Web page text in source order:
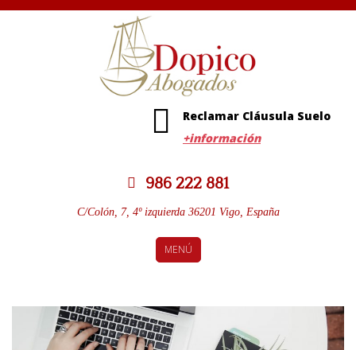
Reclamar Cláusula Suelo
+información
986 222 881
C/Colón, 7, 4º izquierda 36201 Vigo, España
MENÚ